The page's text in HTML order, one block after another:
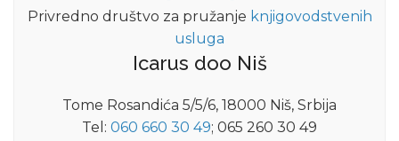
Privredno društvo za pružanje knjigovodstvenih
usluga
Icarus doo Niš
Tome Rosandića 5/5/6, 18000 Niš, Srbija
Tel: 060 660 30 49; 065 260 30 49